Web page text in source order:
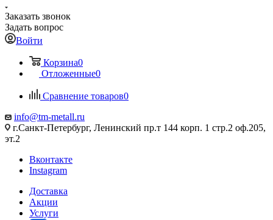
Заказать звонок
Задать вопрос
Войти
Корзина0
Отложенные0
Сравнение товаров0
info@tm-metall.ru
г.Санкт-Петербург, Ленинский пр.т 144 корп. 1 стр.2 оф.205,
эт.2
Вконтакте
Instagram
Доставка
Акции
Услуги